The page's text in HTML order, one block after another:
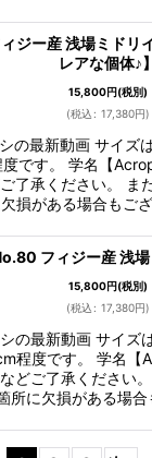
ジー産 浅場ミド
レアな個体♪】
15,800円(税別)
(税込 : 17,380円)
の最新動画 サイズ
です。 学名【
了承ください。 ま
損がある場合もご
フィジー産 浅
15,800円(税別)
(税込 : 17,380円)
の最新動画 サイズ
程度です。 学名【
どご了承ください
所に欠損がある場